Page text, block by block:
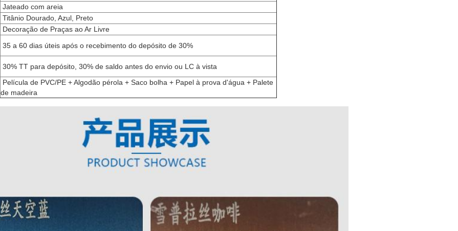
Jateado com areia
Titânio Dourado, Azul, Preto
Decoração de Praças ao Ar Livre
35 a 60 dias úteis após o recebimento do depósito de 30%
30% TT para depósito, 30% de saldo antes do envio ou LC à vista
Película de PVC/PE + Algodão pérola + Saco bolha + Papel à prova d'água + Palete
de madeira